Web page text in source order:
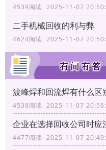
4539阅读 2025-11-07
二手机械回收的利与弊
4624阅读 2025-11-07
波峰焊和回流焊有什么区
4538阅读 2025-11-07
企业在选择回收公司时应
4477阅读 2025-11-07